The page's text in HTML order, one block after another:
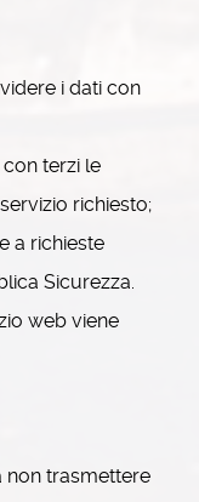
i dati con
terzi le
richiesto;
a richieste
Sicurezza.
web viene
non trasmettere